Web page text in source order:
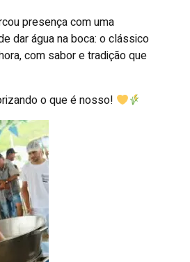
presença com uma
dar água na boca: o clássico
com sabor e tradição que
o que é nosso!